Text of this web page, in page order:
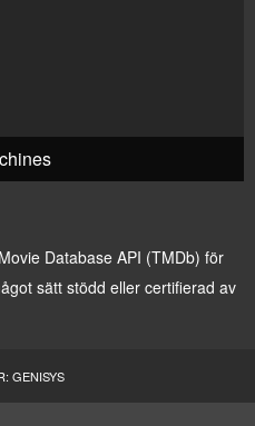
Database API (TMDb) för
sätt stödd eller certifierad av
GENISYS